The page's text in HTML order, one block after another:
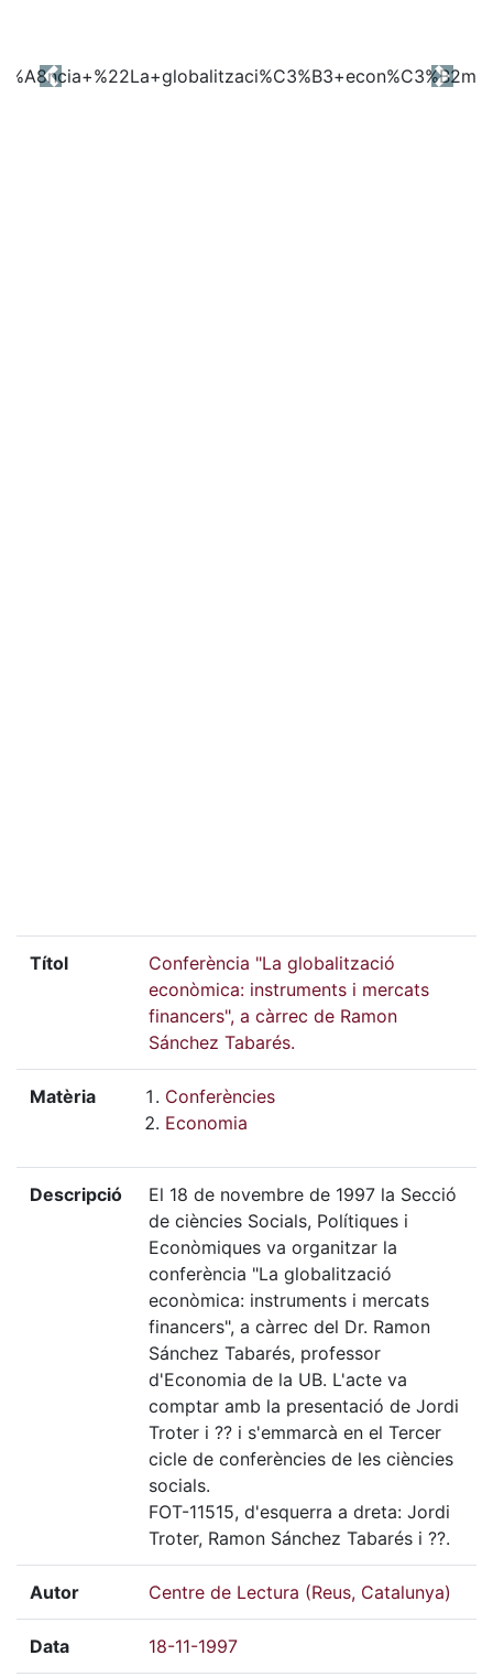
Previous Next
Títol
Conferència "La globalització
econòmica: instruments i mercats
financers", a càrrec de Ramon
Sánchez Tabarés.
Matèria
Conferències
Economia
Descripció
El 18 de novembre de 1997 la Secció
de ciències Socials, Polítiques i
Econòmiques va organitzar la
conferència "La globalització
econòmica: instruments i mercats
financers", a càrrec del Dr. Ramon
Sánchez Tabarés, professor
d'Economia de la UB. L'acte va
comptar amb la presentació de Jordi
Troter i ?? i s'emmarcà en el Tercer
cicle de conferències de les ciències
socials.
FOT-11515, d'esquerra a dreta: Jordi
Troter, Ramon Sánchez Tabarés i ??.
Autor Centre de Lectura (Reus, Catalunya)
Data 18-11-1997